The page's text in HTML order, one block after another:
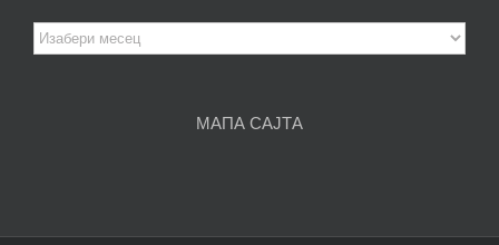
Архива
чланака
МАПА САЈТА